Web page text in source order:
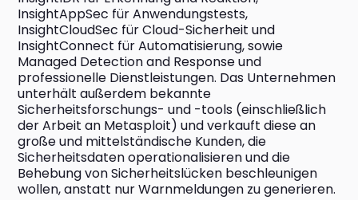
InsightAppSec für Anwendungstests,
InsightCloudSec für Cloud-Sicherheit und
InsightConnect für Automatisierung, sowie
Managed Detection and Response und
professionelle Dienstleistungen. Das Unternehmen
unterhält außerdem bekannte
Sicherheitsforschungs- und -tools (einschließlich
der Arbeit an Metasploit) und verkauft diese an
große und mittelständische Kunden, die
Sicherheitsdaten operationalisieren und die
Behebung von Sicherheitslücken beschleunigen
wollen, anstatt nur Warnmeldungen zu generieren.